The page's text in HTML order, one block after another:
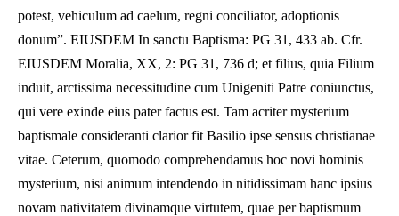
potest, vehiculum ad caelum, regni conciliator, adoptionis
donum”. EIUSDEM In sanctu Baptisma: PG 31, 433 ab. Cfr.
EIUSDEM Moralia, XX, 2: PG 31, 736 d; et filius, quia Filium
induit, arctissima necessitudine cum Unigeniti Patre coniunctus,
qui vere exinde eius pater factus est. Tam acriter mysterium
baptismale consideranti clarior fit Basilio ipse sensus christianae
vitae. Ceterum, quomodo comprehendamus hoc novi hominis
mysterium, nisi animum intendendo in nitidissimam hanc ipsius
novam nativitatem divinamque virtutem, quae per baptismum